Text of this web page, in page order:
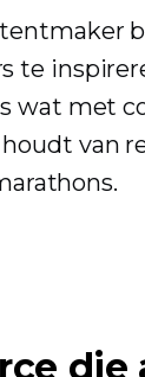
te
wat met
van
die